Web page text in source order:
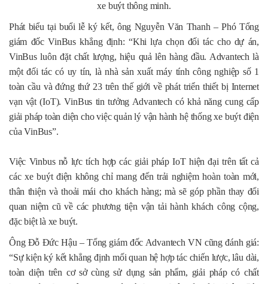
xe buýt thông minh.
Phát biểu tại buổi lễ ký kết, ông Nguyễn Văn Thanh – Phó Tổng
giám đốc VinBus khẳng định: “Khi lựa chọn đối tác cho dự án,
VinBus luôn đặt chất lượng, hiệu quả lên hàng đầu. Advantech là
một đối tác có uy tín, là nhà sản xuất máy tính công nghiệp số 1
toàn cầu và đứng thứ 23 trên thế giới về phát triển thiết bị Internet
vạn vật (IoT). VinBus tin tưởng Advantech có khả năng cung cấp
giải pháp toàn diện cho việc quản lý vận hành hệ thống xe buýt điện
của VinBus”.
Việc Vinbus nỗ lực tích hợp các giải pháp IoT hiện đại trên tất cả
các xe buýt điện không chỉ mang đến trải nghiệm hoàn toàn mới,
thân thiện và thoải mái cho khách hàng; mà sẽ góp phần thay đổi
quan niệm cũ về các phương tiện vận tải hành khách công cộng,
đặc biệt là xe buýt.
Ông Đỗ Đức Hậu – Tổng giám đốc Advantech VN cũng đánh giá:
“Sự kiện ký kết khẳng định mối quan hệ hợp tác chiến lược, lâu dài,
toàn diện trên cơ sở cùng sử dụng sản phẩm, giải pháp có chất